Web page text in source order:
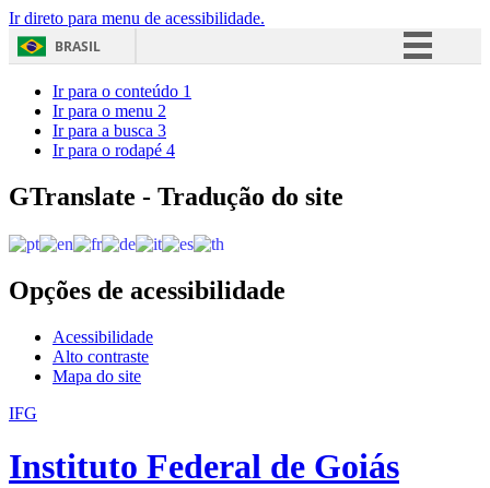
Ir direto para menu de acessibilidade.
BRASIL
Acesso à informação
Ir para o conteúdo 1
Ir para o menu 2
Ir para a busca 3
Ir para o rodapé 4
GTranslate - Tradução do site
Opções de acessibilidade
Acessibilidade
Alto contraste
Mapa do site
IFG
Instituto Federal de Goiás